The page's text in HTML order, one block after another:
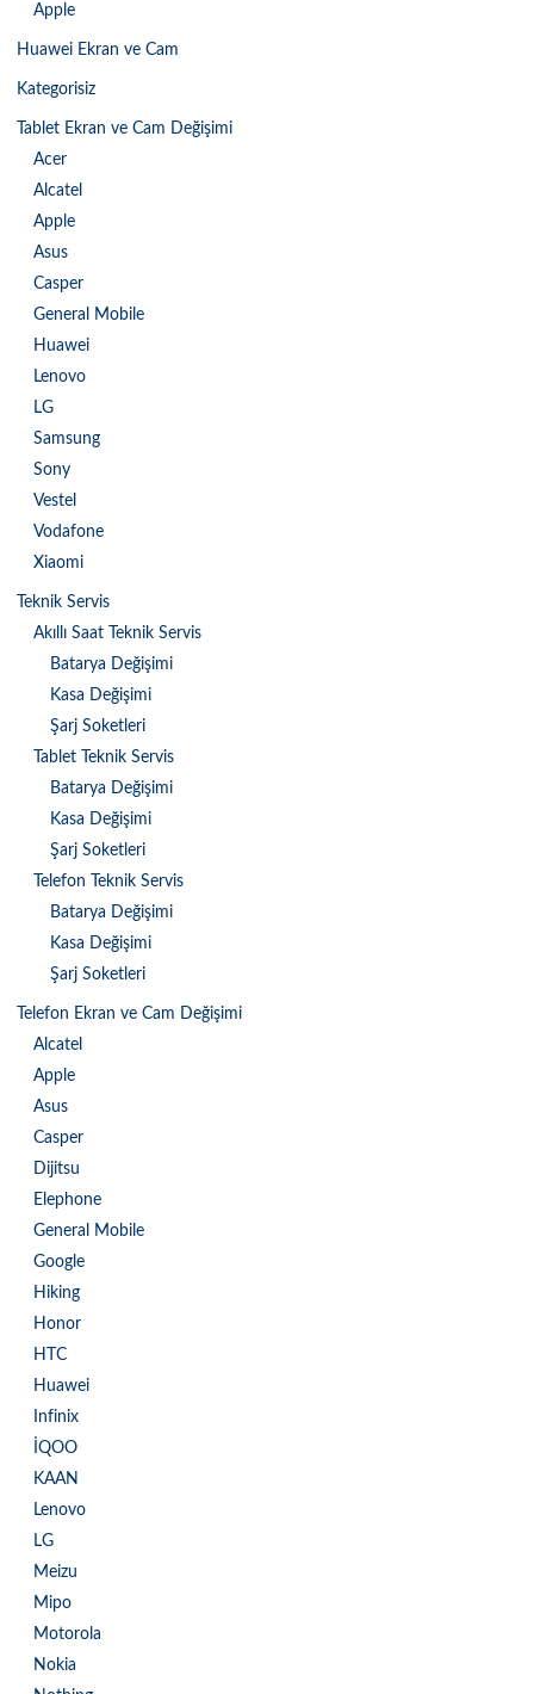
Apple
Huawei Ekran ve Cam
Kategorisiz
Tablet Ekran ve Cam Değişimi
Acer
Alcatel
Apple
Asus
Casper
General Mobile
Huawei
Lenovo
LG
Samsung
Sony
Vestel
Vodafone
Xiaomi
Teknik Servis
Akıllı Saat Teknik Servis
Batarya Değişimi
Kasa Değişimi
Şarj Soketleri
Tablet Teknik Servis
Batarya Değişimi
Kasa Değişimi
Şarj Soketleri
Telefon Teknik Servis
Batarya Değişimi
Kasa Değişimi
Şarj Soketleri
Telefon Ekran ve Cam Değişimi
Alcatel
Apple
Asus
Casper
Dijitsu
Elephone
General Mobile
Google
Hiking
Honor
HTC
Huawei
Infinix
İQOO
KAAN
Lenovo
LG
Meizu
Mipo
Motorola
Nokia